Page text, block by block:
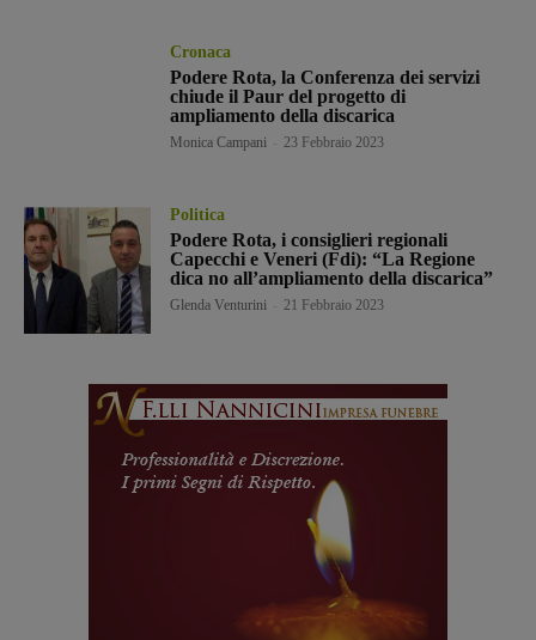
Cronaca
Podere Rota, la Conferenza dei servizi
chiude il Paur del progetto di
ampliamento della discarica
Monica Campani 23 Febbraio 2023
Politica
Podere Rota, i consiglieri regionali
Capecchi e Veneri (Fdi): “La Regione
dica no all’ampliamento della discarica”
Glenda Venturini 21 Febbraio 2023